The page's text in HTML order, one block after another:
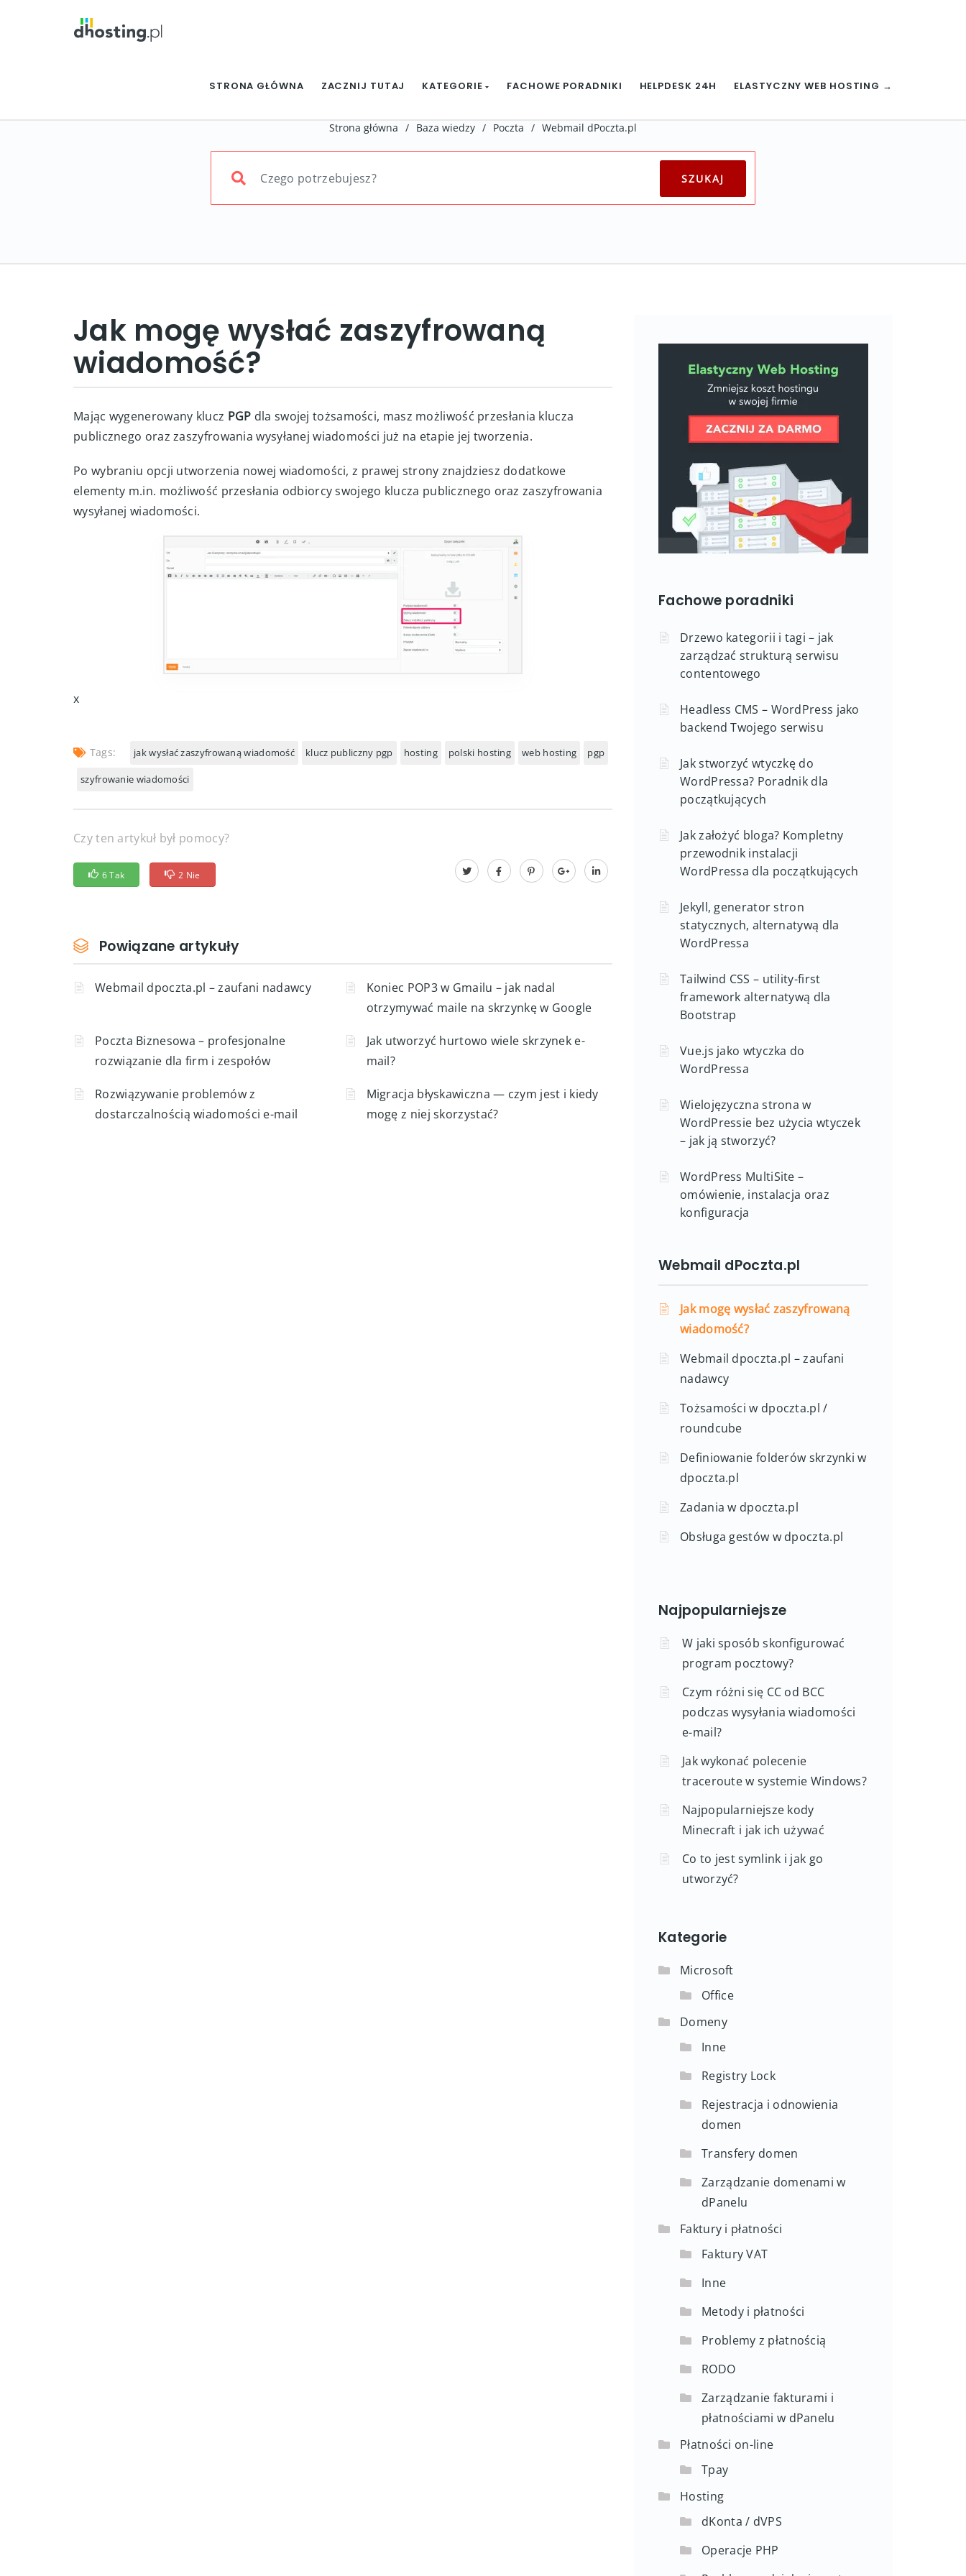
STRONA GŁÓWNA ZACZNIJ TUTAJ KATEGORIE FACHOWE PORADNIKI HELPDESK 24H ELASTYCZNY WEB HOSTING →
Strona główna / Baza wiedzy / Poczta / Webmail dPoczta.pl
Jak mogę wysłać zaszyfrowaną
wiadomość?
Mając wygenerowany klucz PGP dla swojej tożsamości, masz możliwość przesłania klucza
publicznego oraz zaszyfrowania wysyłanej wiadomości już na etapie jej tworzenia.
Po wybraniu opcji utworzenia nowej wiadomości, z prawej strony znajdziesz dodatkowe
elementy m.in. możliwość przesłania odbiorcy swojego klucza publicznego oraz zaszyfrowania
polski hosting web hosting pgp
szyfrowanie wiadomości
Czy ten artykuł był pomocy?
6 Tak 2 Nie
Powiązane artykuły
Webmail dpoczta.pl – zaufani nadawcy
Koniec POP3 w Gmailu – jak nadal
otrzymywać maile na skrzynkę w Google
Fachowe poradniki
Drzewo kategorii i tagi – jak
zarządzać strukturą serwisu
contentowego
Headless CMS – WordPress jako
backend Twojego serwisu
Jak stworzyć wtyczkę do
WordPressa? Poradnik dla
początkujących
Jak założyć bloga? Kompletny
przewodnik instalacji
WordPressa dla początkujących
Jekyll, generator stron
statycznych, alternatywą dla
WordPressa
Tailwind CSS – utility-first
framework alternatywą dla
Bootstrap
Vue.js jako wtyczka do
WordPressa
Wielojęzyczna strona w
WordPressie bez użycia wtyczek
– jak ją stworzyć?
WordPress MultiSite –
omówienie, instalacja oraz
konfiguracja
Webmail dPoczta.pl
Jak mogę wysłać zaszyfrowaną
wiadomość?
Webmail dpoczta.pl – zaufani
nadawcy
Tożsamości w dpoczta.pl /
roundcube
Definiowanie folderów skrzynki w
dpoczta.pl
Zadania w dpoczta.pl
Obsługa gestów w dpoczta.pl
Najpopularniejsze
W jaki sposób skonfigurować
program pocztowy?
Czym różni się CC od BCC
podczas wysyłania wiadomości
e-mail?
Jak wykonać polecenie
traceroute w systemie Windows?
Najpopularniejsze kody
Minecraft i jak ich używać
Co to jest symlink i jak go
utworzyć?
Kategorie
Microsoft
Office
Domeny
Inne
Registry Lock
Rejestracja i odnowienia
domen
Transfery domen
Zarządzanie domenami w
dPanelu
Faktury i płatności
Faktury VAT
Inne
Metody i płatności
Problemy z płatnością
RODO
Zarządzanie fakturami i
płatnościami w dPanelu
Płatności on-line
Tpay
Hosting
dKonta / dVPS
Operacje PHP